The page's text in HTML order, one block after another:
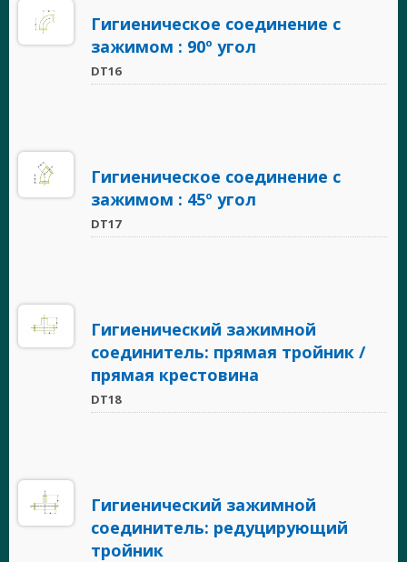
Гигиеническое соединение с
зажимом : 90º угол
DT16
Гигиеническое соединение с
зажимом : 45º угол
DT17
Гигиенический зажимной
соединитель: прямая тройник /
прямая крестовина
DT18
Гигиенический зажимной
соединитель: редуцирующий
тройник